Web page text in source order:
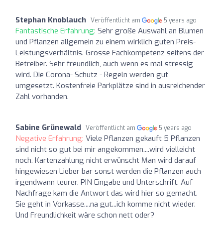
Stephan Knoblauch Veröffentlicht am 5 years ago
Fantastische Erfahrung: Sehr große Auswahl an Blumen
und Pflanzen allgemein zu einem wirklich guten Preis-
Leistungsverhältnis. Grosse Fachkompetenz seitens der
Betreiber. Sehr freundlich, auch wenn es mal stressig
wird. Die Corona- Schutz - Regeln werden gut
umgesetzt. Kostenfreie Parkplätze sind in ausreichender
Zahl vorhanden.
Sabine Grünewald Veröffentlicht am 5 years ago
Negative Erfahrung: Viele Pflanzen gekauft 5 Pflanzen
sind nicht so gut bei mir angekommen....wird vielleicht
noch. Kartenzahlung nicht erwünscht Man wird darauf
hingewiesen Lieber bar sonst werden die Pflanzen auch
irgendwann teurer. PIN Eingabe und Unterschrift. Auf
Nachfrage kam die Antwort das wird hier so gemacht.
Sie geht in Vorkasse....na gut...ich komme nicht wieder.
Und Freundlichkeit wäre schon nett oder?